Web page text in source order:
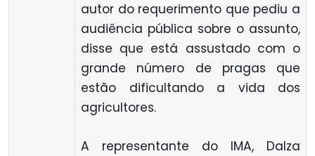
autor do requerimento que pediu a
audiência pública sobre o assunto,
disse que está assustado com o
grande número de pragas que
estão dificultando a vida dos
agricultores.
A representante do IMA, Dalza